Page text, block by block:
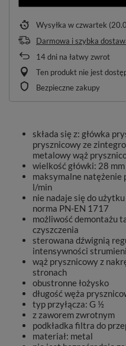
Wysyłka w czwartek
Darmowa i szybka
14dni na łatwy zwrot
Ten produkt nie jest
Bezpieczne zakupy
składa się z: główka
prysznicowy ze
metalowy wąż
wielkość główki: 28 mm
maksymalne natężenie
l/min
nie nadaje się do
norma PN-EN 1717
możliwość demontażu
czyszczenia
sterowana dźwignią
intensywności
wąż prysznicowy z
stronach
obustronne łożysko
długość węża
typ przyłącza: G ½
z zaworem zwrotnym
podkładka filtra do
materiał: metal